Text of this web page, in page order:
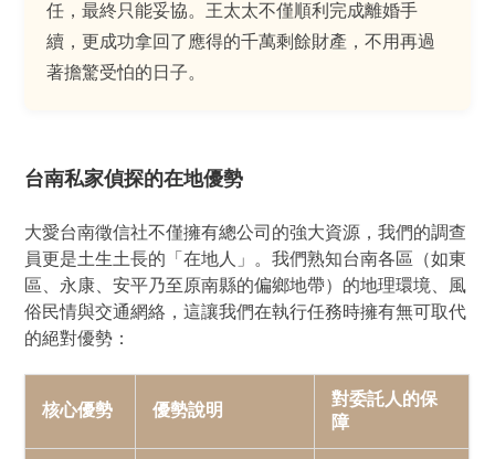
任，最終只能妥協。王太太不僅順利完成離婚手
續，更成功拿回了應得的千萬剩餘財產，不用再過
著擔驚受怕的日子。
台南私家偵探的在地優勢
大愛台南徵信社不僅擁有總公司的強大資源，我們的調查
員更是土生土長的「在地人」。我們熟知台南各區（如東
區、永康、安平乃至原南縣的偏鄉地帶）的地理環境、風
俗民情與交通網絡，這讓我們在執行任務時擁有無可取代
的絕對優勢：
核心優勢 優勢說明
對委託人的保
障